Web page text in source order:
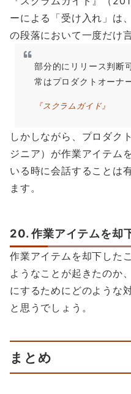
ーによる「受け入れ」は
の段落において一度だけ
部分的にリリース判断
常はプロダクトオーナ
『スクラムガイド』
しかしながら、プロダク
ジニア）が作業アイテム
いる時に会話することは
ます。
20. 作業アイテムを却
作業アイテムを却下した
ようなことが起きたのか
にするためにどのような
と思うでしょう。
まとめ